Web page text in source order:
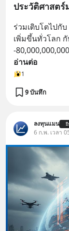
ประวัติศาสต
ร่วมเติบโตไปกั
เพิ่มขึ้นทั่วโลก กั
-
อ่านต่อ
1
9 บันทึก
ลงทุนแมน
6 ก.พ. เวลา